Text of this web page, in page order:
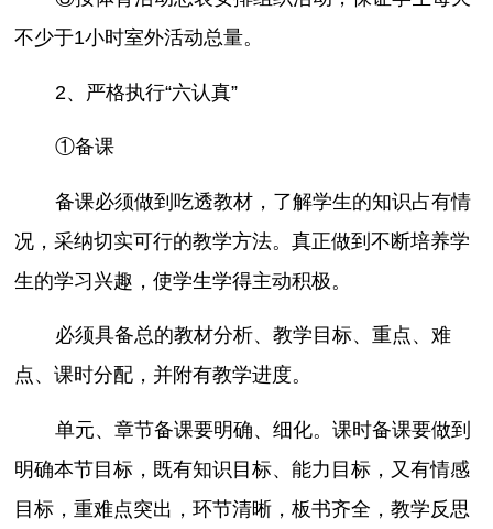
不少于1小时室外活动总量。
2、严格执行“六认真”
①备课
备课必须做到吃透教材，了解学生的知识占有情
况，采纳切实可行的教学方法。真正做到不断培养学
生的学习兴趣，使学生学得主动积极。
必须具备总的教材分析、教学目标、重点、难
点、课时分配，并附有教学进度。
单元、章节备课要明确、细化。课时备课要做到
明确本节目标，既有知识目标、能力目标，又有情感
目标，重难点突出，环节清晰，板书齐全，教学反思